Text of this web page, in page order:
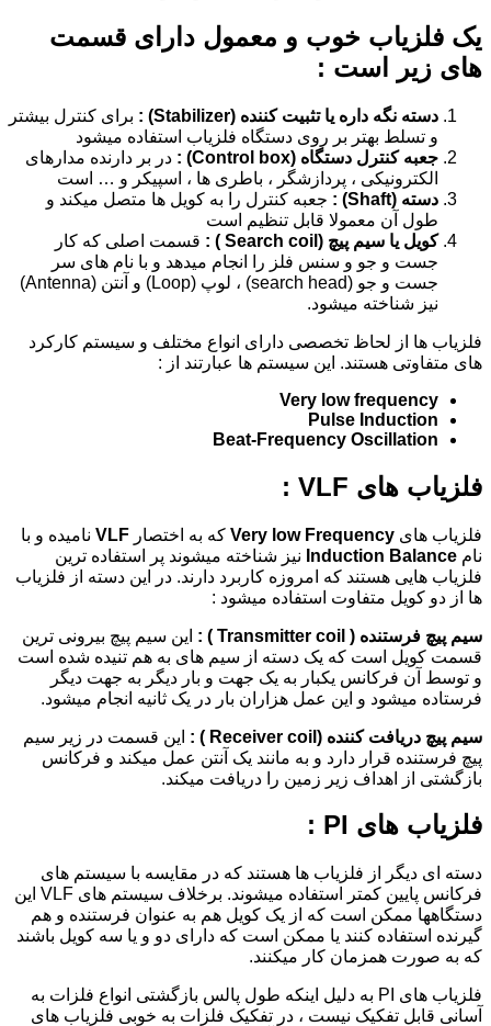
یک فلزیاب خوب و معمول دارای قسمت
های زیر است :
دسته نگه داره یا تثبیت کننده (Stabilizer)
: برای کنترل بیشتر
و تسلط بهتر بر روی دستگاه فلزیاب استفاده میشود
جعبه کنترل دستگاه (Control box) :
در بر دارنده مدارهای
الکترونیکی ، پردازشگر ، باطری ها ، اسپیکر و … است
دسته (Shaft) :
جعبه کنترل را به کویل ها متصل میکند و
طول آن معمولا قابل تنظیم است
کویل یا سیم پیچ (Search coil ) :
قسمت اصلی که کار
جست و جو و سنس فلز را انجام میدهد و با نام های سر
جست و جو (search head) ، لوپ (Loop) و آنتن (Antenna)
نیز شناخته میشود.
فلزیاب ها از لحاظ تخصصی دارای انواع مختلف و سیستم کارکرد
های متفاوتی هستند. این سیستم ها عبارتند از :
Very low frequency
Pulse Induction
Beat-Frequency Oscillation
فلزیاب های VLF :
فلزیاب های Very low Frequency که به اختصار VLF نامیده و با
نام Induction Balance نیز شناخته میشوند پر استفاده ترین
فلزیاب هایی هستند که امروزه کاربرد دارند. در این دسته از فلزیاب
ها از دو کویل متفاوت استفاده میشود :
سیم پیچ فرستنده ( Transmitter coil )
: این سیم پیچ بیرونی ترین
قسمت کویل است که یک دسته از سیم های به هم تنیده شده است
و توسط آن فرکانس یکبار به یک جهت و بار دیگر به جهت دیگر
فرستاده میشود و این عمل هزاران بار در یک ثانیه انجام میشود.
سیم پیچ دریافت کننده ( Receiver coil )
: این قسمت در زیر سیم
پیچ فرستنده قرار دارد و به مانند یک آنتن عمل میکند و فرکانس
بازگشتی از اهداف زیر زمین را دریافت میکند.
فلزیاب های PI :
دسته ای دیگر از فلزیاب ها هستند که در مقایسه با سیستم های
فرکانس پایین کمتر استفاده میشوند. برخلاف سیستم های VLF این
دستگاهها ممکن است که از یک کویل هم به عنوان فرستنده و هم
گیرنده استفاده کنند یا ممکن است که دارای دو و یا سه کویل باشند
که به صورت همزمان کار میکنند.
فلزیاب های PI به دلیل اینکه طول پالس بازگشتی انواع فلزات به
آسانی قابل تفکیک نیست ، در تفکیک فلزات به خوبی فلزیاب های